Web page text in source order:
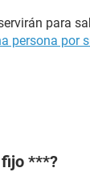
para
persona por
fijo ***?